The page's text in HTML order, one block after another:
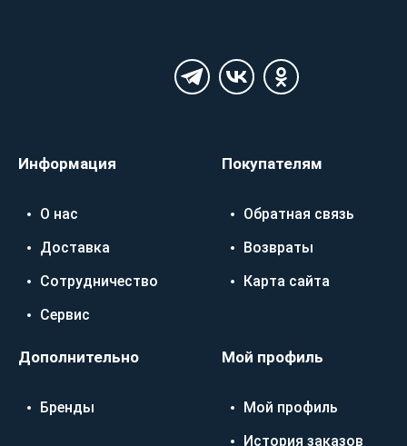
Информация
О нас
Доставка
Сотрудничество
Сервис
Покупателям
Обратная связь
Возвраты
Карта сайта
Дополнительно
Бренды
Мой профиль
Мой профиль
История заказов